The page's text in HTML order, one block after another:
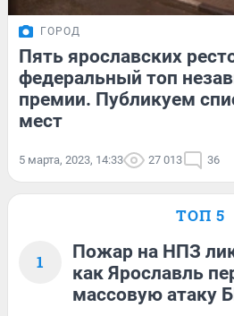
ГОРОД
Пять ярославских
федеральный топ
премии. Публикуем
мест
5 марта, 2023, 14:33 27 013 36
ТОП 5
1
Пожар на НПЗ
как Ярославль
массовую атаку